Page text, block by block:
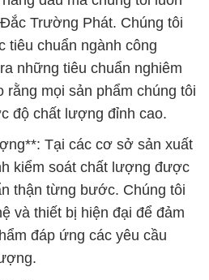
Trường Phát. Chúng tôi
tiêu chuẩn ngành công
những tiêu chuẩn nghiêm
rằng mọi sản phẩm chúng tôi
độ chất lượng đỉnh cao.
Tại các cơ sở sản xuất
kiểm soát chất lượng được
thận từng bước. Chúng tôi
và thiết bị hiện đại để đảm
đáp ứng các yêu cầu